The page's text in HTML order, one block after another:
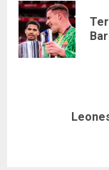
Reading